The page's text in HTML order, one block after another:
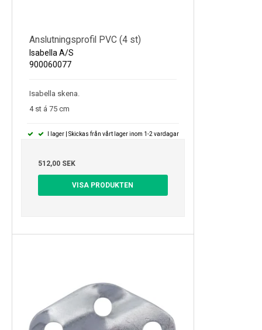
Anslutningsprofil PVC (4 st)
Isabella A/S
900060077
Isabella skena.
4 st á 75 cm
I lager | Skickas från vårt lager inom 1-2 vardagar
512,00 SEK
VISA PRODUKTEN